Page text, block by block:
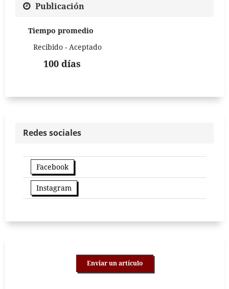
Publicación
Tiempo promedio
Recibido - Aceptado
100 días
Redes sociales
Facebook
Instagram
Enviar un artículo